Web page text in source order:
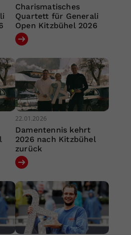
Charismatisches
Quartett für Generali
Open Kitzbühel 2026
22.01.2026
Damentennis kehrt
2026 nach Kitzbühel
zurück